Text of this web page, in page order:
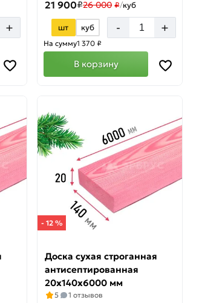
+
21 900₽26 000 ₽/куб
шт куб - +
На сумму1 370 ₽
В корзину
- 12 %
Доска сухая строганная
антисептированная
20х140х6000 мм
5 1 отзывов